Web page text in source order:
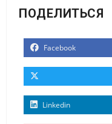
ПОДЕЛИТЬСЯ
Facebook
Linkedin